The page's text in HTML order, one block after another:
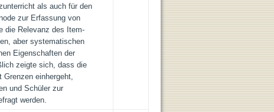
als auch für den
zur Erfassung von
die Relevanz des Item-
aber systematischen
Eigenschaften der
zeigte sich, dass die
Grenzen einhergeht,
und Schüler zur
werden.